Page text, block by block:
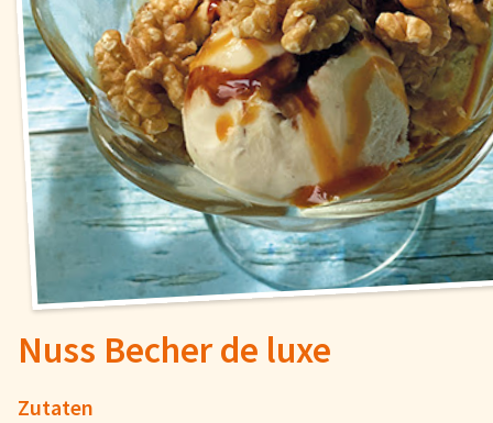
Kartoffelspezialitäten Gewürze
Geflügel Fleisch
Fisch Pizzen und
Snacks
Schnelle Mahlzeiten
Nuss Becher de luxe
Zutaten